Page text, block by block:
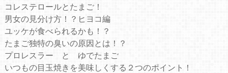
コレステロールとたまご！
男女の見分け方！？ヒヨコ編
ユッケが食べられるかも！？
たまご独特の臭いの原因とは！？
プロレスラー と ゆでたまご
いつもの目玉焼きを美味しくする２つのポイント！